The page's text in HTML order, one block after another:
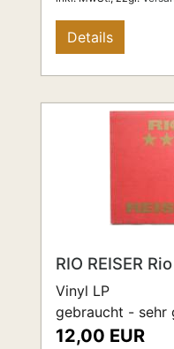
Details
RIO REISER
Vinyl LP
gebraucht - sehr
12,00 EUR